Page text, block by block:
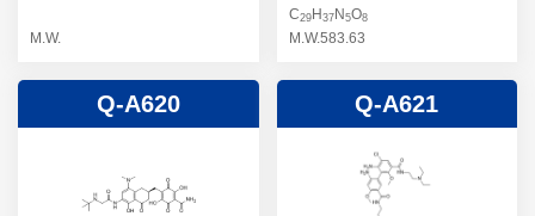
头孢卡品酯杂质
头孢唑肟杂质
M.W.
C29H 37N 5O8
M.W.583.63
Q-A620 Q-A621